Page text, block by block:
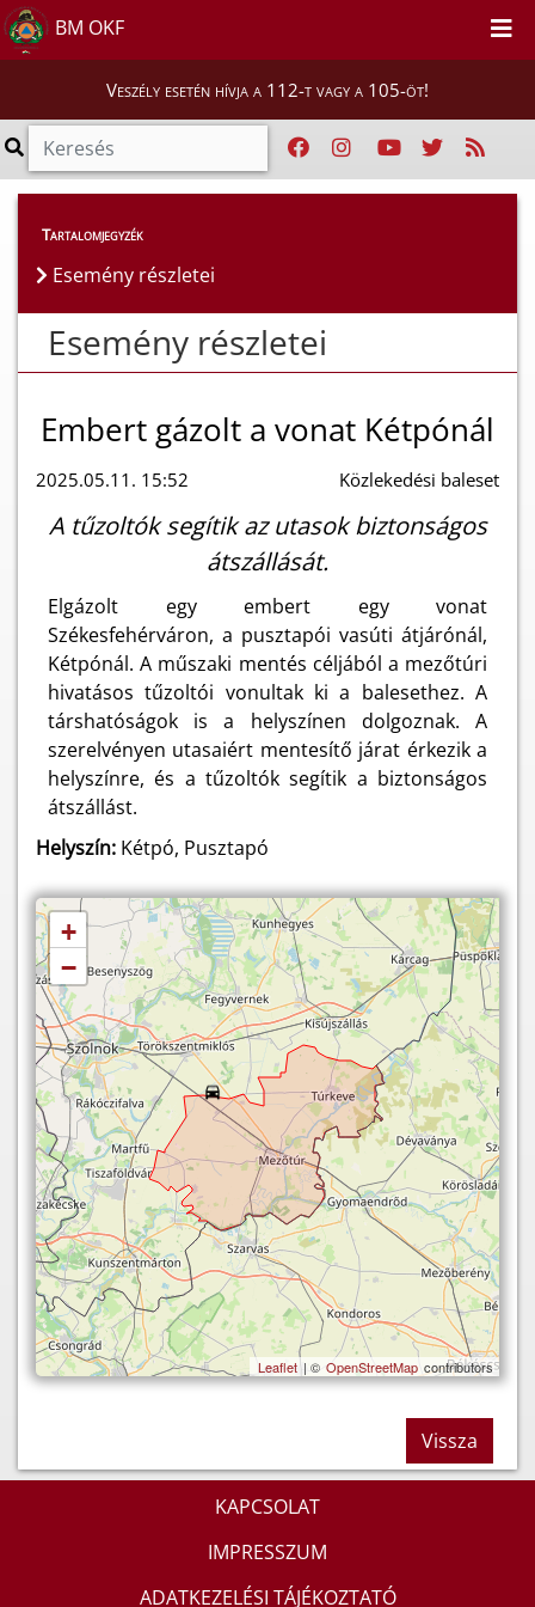
BM OKF
Veszély esetén hívja a 112-t vagy a 105-öt!
Esemény részletei
Tartalomjegyzék
Esemény részletei
Esemény részletei
Embert gázolt a vonat Kétpónál
2025.05.11. 15:52 Közlekedési baleset
A tűzoltók segítik az utasok biztonságos
átszállását.
Elgázolt egy embert egy vonat
Székesfehérváron, a pusztapói vasúti átjárónál,
Kétpónál. A műszaki mentés céljából a mezőtúri
hivatásos tűzoltói vonultak ki a balesethez. A
társhatóságok is a helyszínen dolgoznak. A
szerelvényen utasaiért mentesítő járat érkezik a
helyszínre, és a tűzoltók segítik a biztonságos
átszállást.
Helyszín: Kétpó, Pusztapó
+
−
Leaflet| © OpenStreetMap contributors
Vissza
KAPCSOLAT
IMPRESSZUM
ADATKEZELÉSI TÁJÉKOZTATÓ